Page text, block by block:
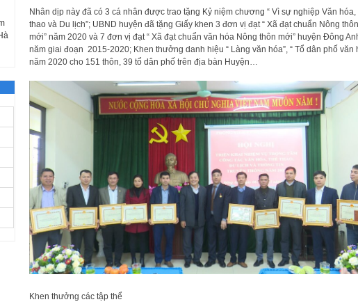
Nhân dịp này đã có 3 cá nhân được trao tặng Kỷ niệm chương “ Vì sự nghiệp Văn hóa,
thao và Du lịch”; UBND huyện đã tặng Giấy khen 3 đơn vị đạt “ Xã đạt chuẩn Nông thôn
mới” năm 2020 và 7 đơn vị đạt “ Xã đạt chuẩn văn hóa Nông thôn mới” huyện Đông
năm giai đoạn 2015-2020; Khen thưởng danh hiệu “ Làng văn hóa”, “ Tổ dân phố văn
năm 2020 cho 151 thôn, 39 tổ dân phố trên địa bàn Huyện…
Khen thưởng các tập thể